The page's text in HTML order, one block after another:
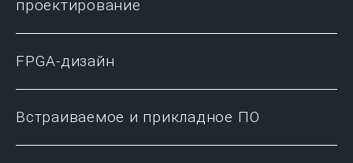
проектирование
FPGA-дизайн
Встраиваемое и прикладное ПО